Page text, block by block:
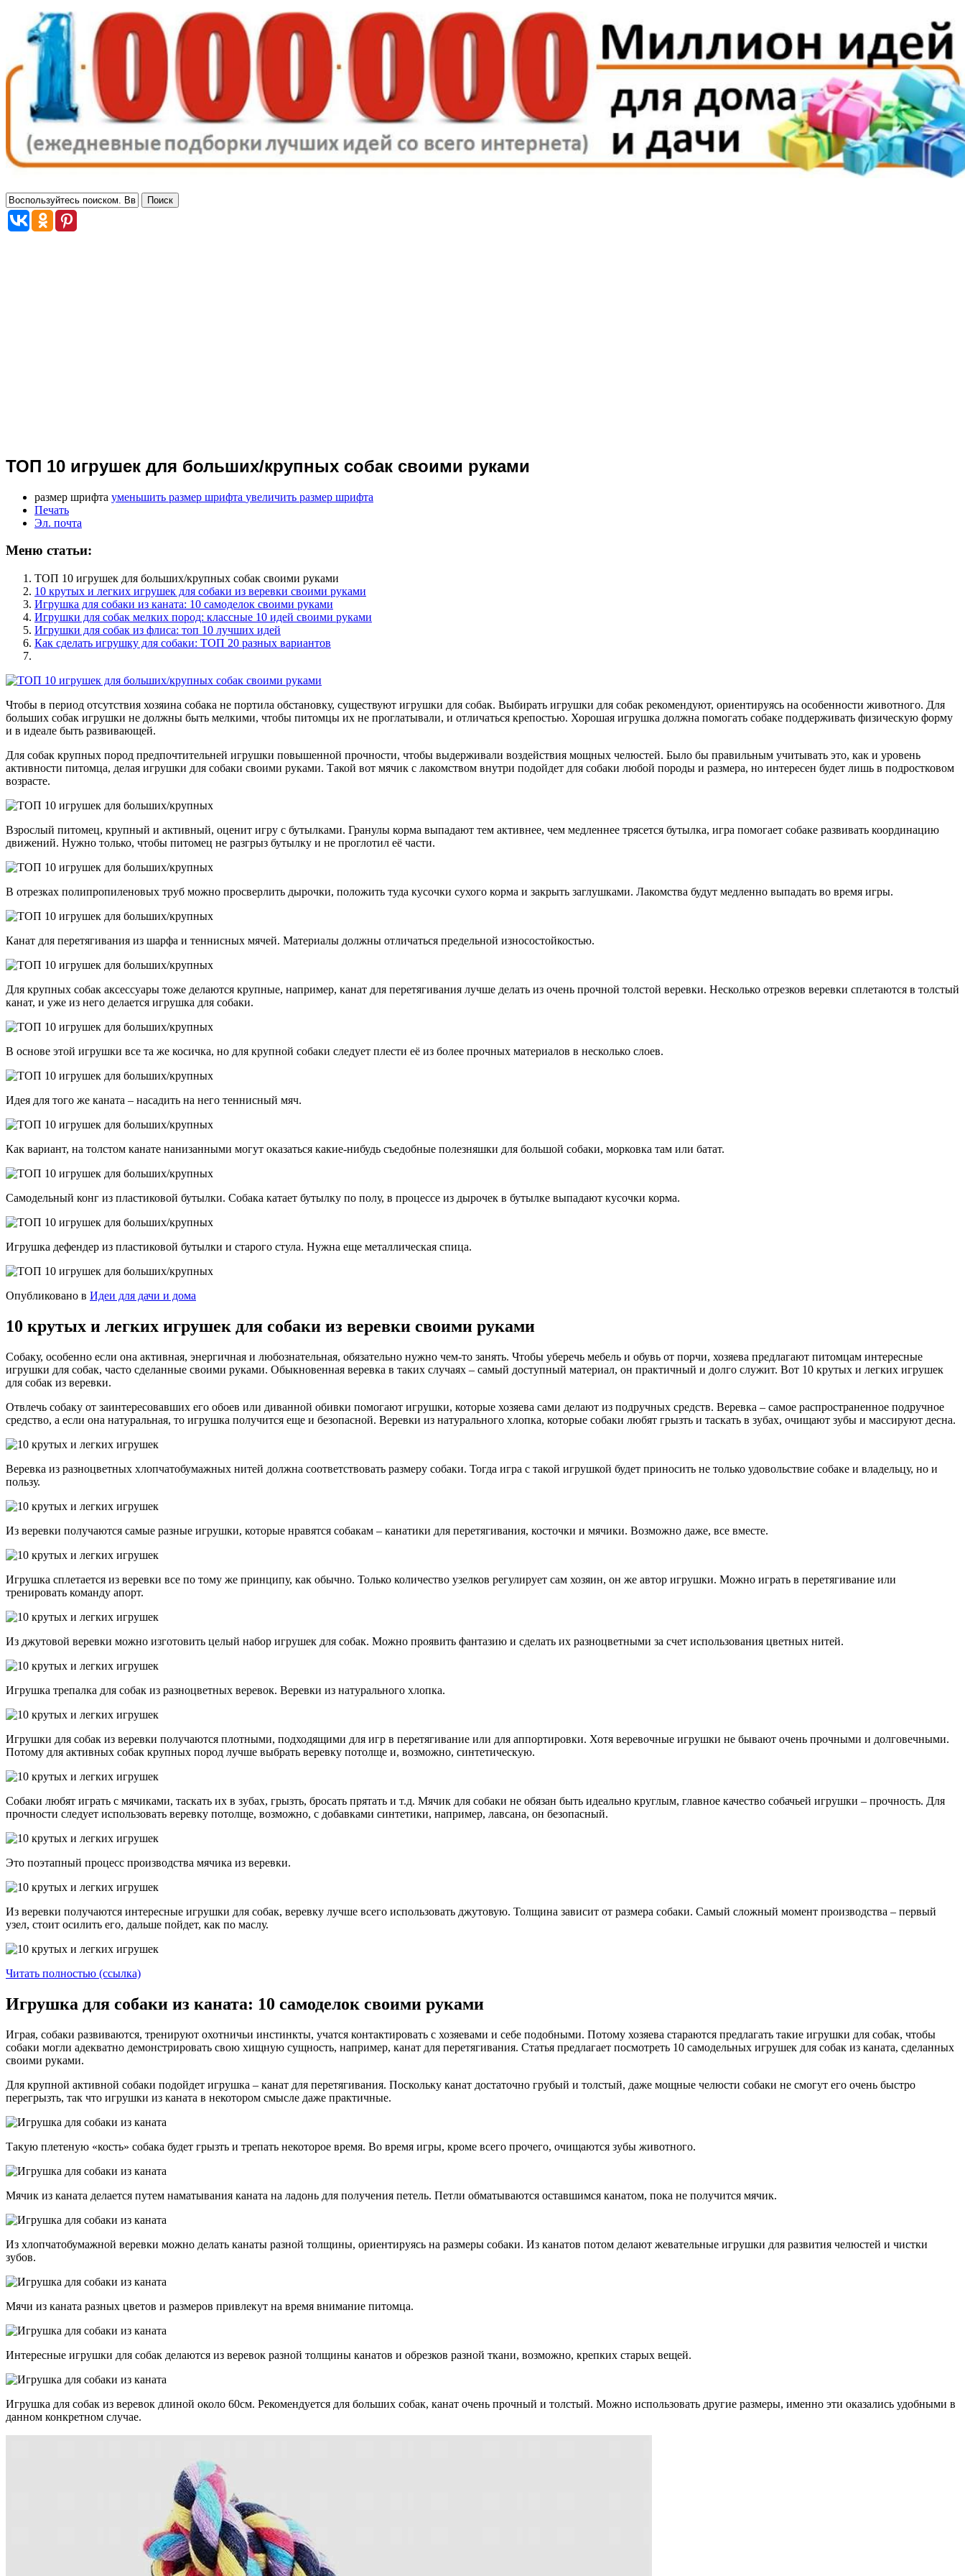
ТОП 10 игрушек для больших/крупных собак своими руками
размер шрифта уменьшить размер шрифта увеличить размер шрифта
Печать
Эл. почта
Меню статьи:
ТОП 10 игрушек для больших/крупных собак своими руками
10 крутых и легких игрушек для собаки из веревки своими руками
Игрушка для собаки из каната: 10 самоделок своими руками
Игрушки для собак мелких пород: классные 10 идей своими руками
Игрушки для собак из флиса: топ 10 лучших идей
Как сделать игрушку для собаки: ТОП 20 разных вариантов
Чтобы в период отсутствия хозяина собака не портила обстановку, существуют игрушки для собак. Выбирать игрушки для собак рекомендуют, ориентируясь на особенности животного. Для
больших собак игрушки не должны быть мелкими, чтобы питомцы их не проглатывали, и отличаться крепостью. Хорошая игрушка должна помогать собаке поддерживать физическую форму
и в идеале быть развивающей.
Для собак крупных пород предпочтительней игрушки повышенной прочности, чтобы выдерживали воздействия мощных челюстей. Было бы правильным учитывать это, как и уровень
активности питомца, делая игрушки для собаки своими руками. Такой вот мячик с лакомством внутри подойдет для собаки любой породы и размера, но интересен будет лишь в подростковом
возрасте.
Взрослый питомец, крупный и активный, оценит игру с бутылками. Гранулы корма выпадают тем активнее, чем медленнее трясется бутылка, игра помогает собаке развивать координацию
движений. Нужно только, чтобы питомец не разгрыз бутылку и не проглотил её части.
В отрезках полипропиленовых труб можно просверлить дырочки, положить туда кусочки сухого корма и закрыть заглушками. Лакомства будут медленно выпадать во время игры.
Канат для перетягивания из шарфа и теннисных мячей. Материалы должны отличаться предельной износостойкостью.
Для крупных собак аксессуары тоже делаются крупные, например, канат для перетягивания лучше делать из очень прочной толстой веревки. Несколько отрезков веревки сплетаются в толстый
канат, и уже из него делается игрушка для собаки.
В основе этой игрушки все та же косичка, но для крупной собаки следует плести её из более прочных материалов в несколько слоев.
Идея для того же каната – насадить на него теннисный мяч.
Как вариант, на толстом канате нанизанными могут оказаться какие-нибудь съедобные полезняшки для большой собаки, морковка там или батат.
Самодельный конг из пластиковой бутылки. Собака катает бутылку по полу, в процессе из дырочек в бутылке выпадают кусочки корма.
Игрушка дефендер из пластиковой бутылки и старого стула. Нужна еще металлическая спица.
Опубликовано в Идеи для дачи и дома
10 крутых и легких игрушек для собаки из веревки своими руками
Собаку, особенно если она активная, энергичная и любознательная, обязательно нужно чем-то занять. Чтобы уберечь мебель и обувь от порчи, хозяева предлагают питомцам интересные
игрушки для собак, часто сделанные своими руками. Обыкновенная веревка в таких случаях – самый доступный материал, он практичный и долго служит. Вот 10 крутых и легких игрушек
для собак из веревки.
Отвлечь собаку от заинтересовавших его обоев или диванной обивки помогают игрушки, которые хозяева сами делают из подручных средств. Веревка – самое распространенное подручное
средство, а если она натуральная, то игрушка получится еще и безопасной. Веревки из натурального хлопка, которые собаки любят грызть и таскать в зубах, очищают зубы и массируют десна.
Веревка из разноцветных хлопчатобумажных нитей должна соответствовать размеру собаки. Тогда игра с такой игрушкой будет приносить не только удовольствие собаке и владельцу, но и
пользу.
Из веревки получаются самые разные игрушки, которые нравятся собакам – канатики для перетягивания, косточки и мячики. Возможно даже, все вместе.
Игрушка сплетается из веревки все по тому же принципу, как обычно. Только количество узелков регулирует сам хозяин, он же автор игрушки. Можно играть в перетягивание или
тренировать команду апорт.
Из джутовой веревки можно изготовить целый набор игрушек для собак. Можно проявить фантазию и сделать их разноцветными за счет использования цветных нитей.
Игрушка трепалка для собак из разноцветных веревок. Веревки из натурального хлопка.
Игрушки для собак из веревки получаются плотными, подходящими для игр в перетягивание или для аппортировки. Хотя веревочные игрушки не бывают очень прочными и долговечными.
Потому для активных собак крупных пород лучше выбрать веревку потолще и, возможно, синтетическую.
Собаки любят играть с мячиками, таскать их в зубах, грызть, бросать прятать и т.д. Мячик для собаки не обязан быть идеально круглым, главное качество собачьей игрушки – прочность. Для
прочности следует использовать веревку потолще, возможно, с добавками синтетики, например, лавсана, он безопасный.
Это поэтапный процесс производства мячика из веревки.
Из веревки получаются интересные игрушки для собак, веревку лучше всего использовать джутовую. Толщина зависит от размера собаки. Самый сложный момент производства – первый
узел, стоит осилить его, дальше пойдет, как по маслу.
Читать полностью (ссылка)
Игрушка для собаки из каната: 10 самоделок своими руками
Играя, собаки развиваются, тренируют охотничьи инстинкты, учатся контактировать с хозяевами и себе подобными. Потому хозяева стараются предлагать такие игрушки для собак, чтобы
собаки могли адекватно демонстрировать свою хищную сущность, например, канат для перетягивания. Статья предлагает посмотреть 10 самодельных игрушек для собак из каната, сделанных
своими руками.
Для крупной активной собаки подойдет игрушка – канат для перетягивания. Поскольку канат достаточно грубый и толстый, даже мощные челюсти собаки не смогут его очень быстро
перегрызть, так что игрушки из каната в некотором смысле даже практичные.
Такую плетеную «кость» собака будет грызть и трепать некоторое время. Во время игры, кроме всего прочего, очищаются зубы животного.
Мячик из каната делается путем наматывания каната на ладонь для получения петель. Петли обматываются оставшимся канатом, пока не получится мячик.
Из хлопчатобумажной веревки можно делать канаты разной толщины, ориентируясь на размеры собаки. Из канатов потом делают жевательные игрушки для развития челюстей и чистки
зубов.
Мячи из каната разных цветов и размеров привлекут на время внимание питомца.
Интересные игрушки для собак делаются из веревок разной толщины канатов и обрезков разной ткани, возможно, крепких старых вещей.
Игрушка для собак из веревок длиной около 60см. Рекомендуется для больших собак, канат очень прочный и толстый. Можно использовать другие размеры, именно эти оказались удобными в
данном конкретном случае.